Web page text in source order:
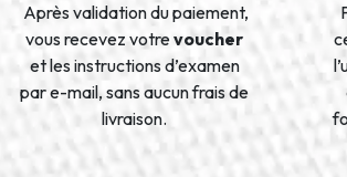
Après validation du paiement,
vous recevez votrevoucher
et les instructions d’examen
par e-mail, sans aucun frais de
livraison.